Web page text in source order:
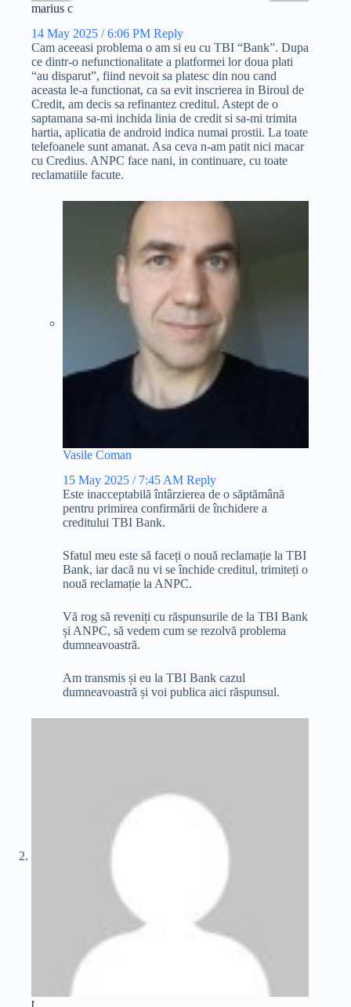
marius c
14 May 2025 / 6:06 PM Reply
Cam aceeasi problema o am si eu cu TBI “Bank”. Dupa
ce dintr-o nefunctionalitate a platformei lor doua plati
“au disparut”, fiind nevoit sa platesc din nou cand
aceasta le-a functionat, ca sa evit inscrierea in Biroul de
Credit, am decis sa refinantez creditul. Astept de o
saptamana sa-mi inchida linia de credit si sa-mi trimita
hartia, aplicatia de android indica numai prostii. La toate
telefoanele sunt amanat. Asa ceva n-am patit nici macar
cu Credius. ANPC face nani, in continuare, cu toate
reclamatiile facute.
Vasile Coman
15 May 2025 / 7:45 AM Reply
Este inacceptabilă întârzierea de o săptămână
pentru primirea confirmării de închidere a
creditului TBI Bank.
Sfatul meu este să faceți o nouă reclamație la TBI
Bank, iar dacă nu vi se închide creditul, trimiteți o
nouă reclamație la ANPC.
Vă rog să reveniți cu răspunsurile de la TBI Bank
și ANPC, să vedem cum se rezolvă problema
dumneavoastră.
Am transmis și eu la TBI Bank cazul
dumneavoastră și voi publica aici răspunsul.
t